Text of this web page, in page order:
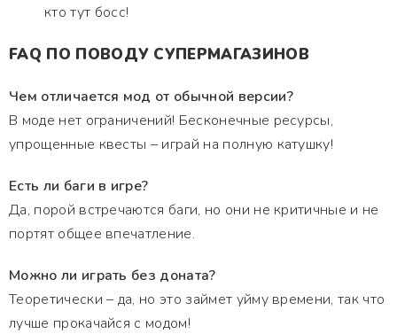
кто тут босс!
FAQ ПО ПОВОДУ СУПЕРМАГАЗИНОВ
Чем отличается мод от обычной версии?
В моде нет ограничений! Бесконечные ресурсы,
упрощенные квесты – играй на полную катушку!
Есть ли баги в игре?
Да, порой встречаются баги, но они не критичные и не
портят общее впечатление.
Можно ли играть без доната?
Теоретически – да, но это займет уйму времени, так что
лучше прокачайся с модом!